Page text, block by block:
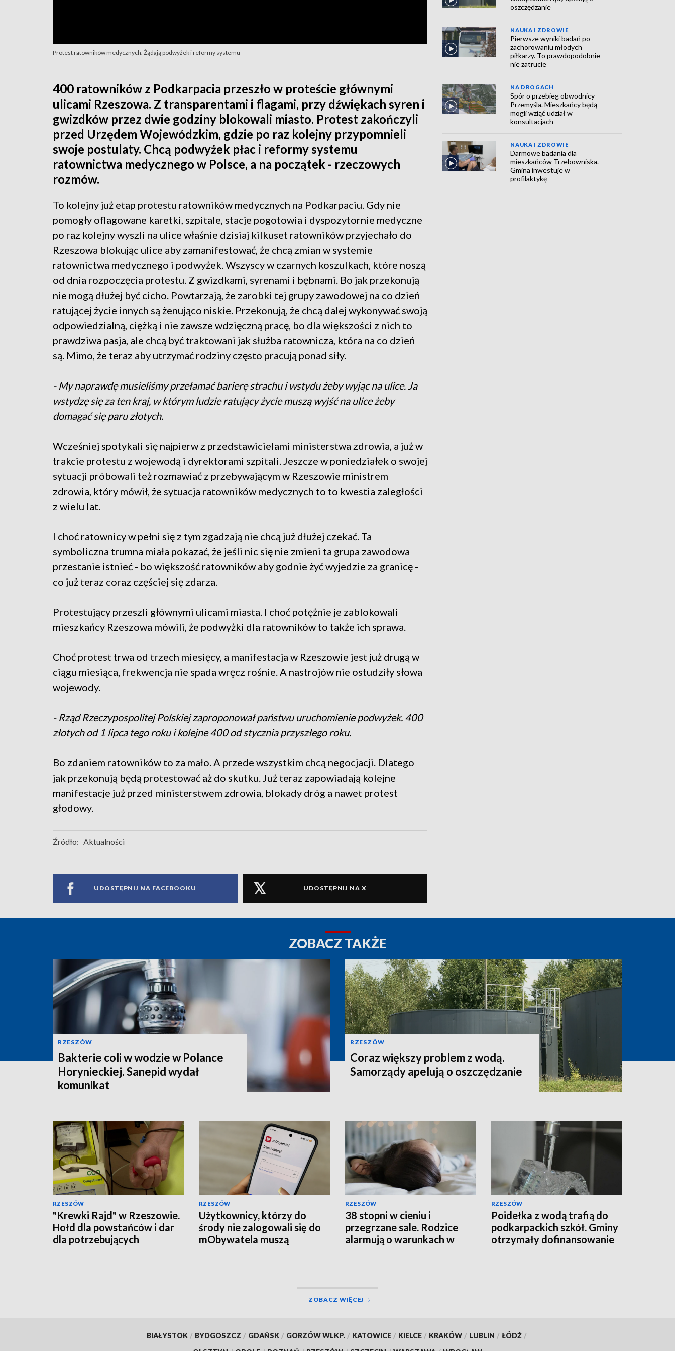
Protest ratowników medycznych. Żądają podwyżek i reformy systemu
400 ratowników z Podkarpacia przeszło w proteście głównymi
ulicami Rzeszowa. Z transparentami i flagami, przy dźwiękach syren i
gwizdków przez dwie godziny blokowali miasto. Protest zakończyli
przed Urzędem Wojewódzkim, gdzie po raz kolejny przypomnieli
swoje postulaty. Chcą podwyżek płac i reformy systemu
ratownictwa medycznego w Polsce, a na początek - rzeczowych
rozmów.
To kolejny już etap protestu ratowników medycznych na Podkarpaciu. Gdy nie
pomogły oflagowane karetki, szpitale, stacje pogotowia i dyspozytornie medyczne
po raz kolejny wyszli na ulice właśnie dzisiaj kilkuset ratowników przyjechało do
Rzeszowa blokując ulice aby zamanifestować, że chcą zmian w systemie
ratownictwa medycznego i podwyżek. Wszyscy w czarnych koszulkach, które noszą
od dnia rozpoczęcia protestu. Z gwizdkami, syrenami i bębnami. Bo jak przekonują
nie mogą dłużej być cicho. Powtarzają, że zarobki tej grupy zawodowej na co dzień
ratującej życie innych są żenująco niskie. Przekonują, że chcą dalej wykonywać swoją
odpowiedzialną, ciężką i nie zawsze wdzięczną pracę, bo dla większości z nich to
prawdziwa pasja, ale chcą być traktowani jak służba ratownicza, która na co dzień
są. Mimo, że teraz aby utrzymać rodziny często pracują ponad siły.
- My naprawdę musieliśmy przełamać barierę strachu i wstydu żeby wyjąc na ulice. Ja
wstydzę się za ten kraj, w którym ludzie ratujący życie muszą wyjść na ulice żeby
domagać się paru złotych.
Wcześniej spotykali się najpierw z przedstawicielami ministerstwa zdrowia, a już w
trakcie protestu z wojewodą i dyrektorami szpitali. Jeszcze w poniedziałek o swojej
sytuacji próbowali też rozmawiać z przebywającym w Rzeszowie ministrem
zdrowia, który mówił, że sytuacja ratowników medycznych to to kwestia zaległości
z wielu lat.
I choć ratownicy w pełni się z tym zgadzają nie chcą już dłużej czekać. Ta
symboliczna trumna miała pokazać, że jeśli nic się nie zmieni ta grupa zawodowa
przestanie istnieć - bo większość ratowników aby godnie żyć wyjedzie za granicę -
co już teraz coraz częściej się zdarza.
Protestujący przeszli głównymi ulicami miasta. I choć potężnie je zablokowali
mieszkańcy Rzeszowa mówili, że podwyżki dla ratowników to także ich sprawa.
Choć protest trwa od trzech miesięcy, a manifestacja w Rzeszowie jest już drugą w
ciągu miesiąca, frekwencja nie spada wręcz rośnie. A nastrojów nie ostudziły słowa
wojewody.
- Rząd Rzeczypospolitej Polskiej zaproponował państwu uruchomienie podwyżek. 400
złotych od 1 lipca tego roku i kolejne 400 od stycznia przyszłego roku.
Bo zdaniem ratowników to za mało. A przede wszystkim chcą negocjacji. Dlatego
jak przekonują będą protestować aż do skutku. Już teraz zapowiadają kolejne
manifestacje już przed ministerstwem zdrowia, blokady dróg a nawet protest
głodowy.
Źródło: Aktualności
UDOSTĘPNIJ NA FACEBOOKU UDOSTĘPNIJ NA X
oszczędzanie
NAUKA I ZDROWIE
Pierwsze wyniki badań po
zachorowaniu młodych
piłkarzy. To prawdopodobnie
nie zatrucie
NA DROGACH
Spór o przebieg obwodnicy
Przemyśla. Mieszkańcy będą
mogli wziąć udział w
konsultacjach
NAUKA I ZDROWIE
Darmowe badania dla
mieszkańców Trzebowniska.
Gmina inwestuje w
profilaktykę
ZOBACZ TAKŻE
RZESZÓW
Bakterie coli w wodzie w Polance
Horynieckiej. Sanepid wydał
komunikat
RZESZÓW
Coraz większy problem z wodą.
Samorządy apelują o oszczędzanie
RZESZÓW
"Krewki Rajd" w Rzeszowie.
Hołd dla powstańców i dar
dla potrzebujących
RZESZÓW
Użytkownicy, którzy do
środy nie zalogowali się do
mObywatela muszą
RZESZÓW
38 stopni w cieniu i
przegrzane sale. Rodzice
alarmują o warunkach w
RZESZÓW
Poidełka z wodą trafią do
podkarpackich szkół. Gminy
otrzymały dofinansowanie
ZOBACZ WIĘCEJ
BIAŁYSTOK / BYDGOSZCZ / GDAŃSK / GORZÓW WLKP. / KATOWICE / KIELCE / KRAKÓW / LUBLIN / ŁÓDŹ /